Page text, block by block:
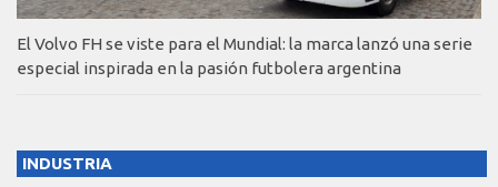
El Volvo FH se viste para el Mundial: la marca lanzó una serie
especial inspirada en la pasión futbolera argentina
INDUSTRIA